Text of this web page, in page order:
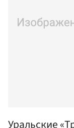
Уральские